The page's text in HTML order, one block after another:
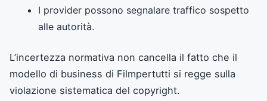
I provider possono segnalare traffico sospetto
alle autorità.
L’incertezza normativa non cancella il fatto che il
modello di business di Filmpertutti si regge sulla
violazione sistematica del copyright.